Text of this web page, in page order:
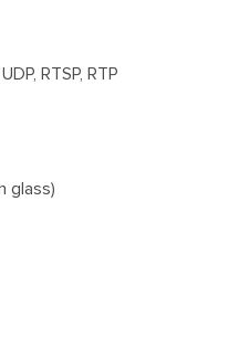
RTSP, RTP
glass)